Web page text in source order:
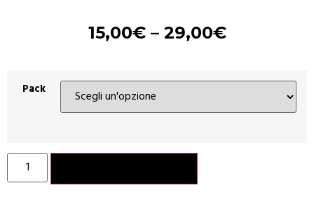
15,00€– 29,00€
Pack